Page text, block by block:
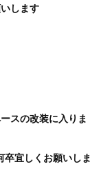
します
スの改装に入りま
卒宜しくお願いしま